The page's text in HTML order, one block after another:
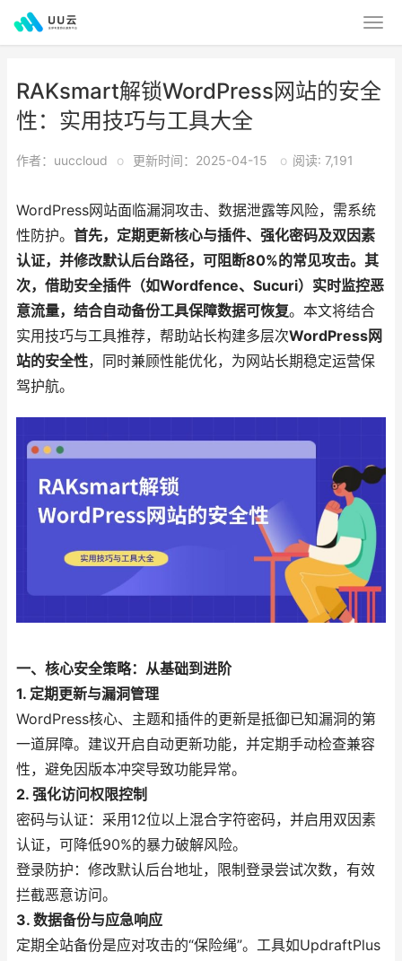
RAKsmart解锁WordPress网站的安全
性：实用技巧与工具大全
作者：uuccloud o 更新时间：2025-04-15 o 阅读: 7,191
WordPress网站面临漏洞攻击、数据泄露等风险，需系统
性防护。 首先，定期更新核心与插件、强化密码及双因素
认证，并修改默认后台路径，可阻断80%的常见攻击。其
次，借助安全插件（如Wordfence、Sucuri）实时监控恶
意流量，结合自动备份工具保障数据可恢复。本文将结合
实用技巧与工具推荐，帮助站长构建多层次WordPress网
站的安全性，同时兼顾性能优化，为网站长期稳定运营保
驾护航。
一、核心安全策略：从基础到进阶
1. 定期更新与漏洞管理
WordPress核心、主题和插件的更新是抵御已知漏洞的第
一道屏障。建议开启自动更新功能，并定期手动检查兼容
性，避免因版本冲突导致功能异常。
2. 强化访问权限控制
密码与认证：采用12位以上混合字符密码，并启用双因素
认证，可降低90%的暴力破解风险。
登录防护：修改默认后台地址，限制登录尝试次数，有效
拦截恶意访问。
3. 数据备份与应急响应
定期全站备份是应对攻击的“保险绳”。工具如UpdraftPlus